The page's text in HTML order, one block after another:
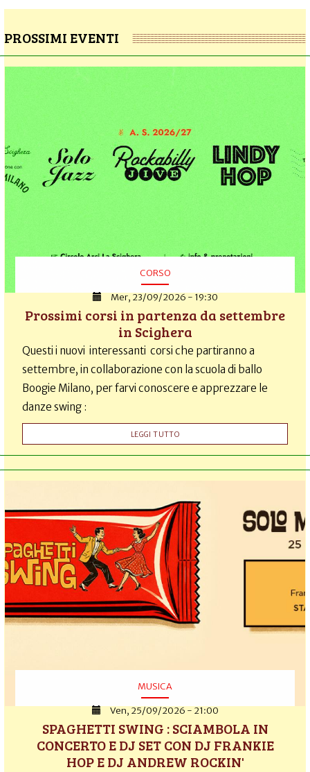
PROSSIMI EVENTI
CORSO
Mer, 23/09/2026 - 19:30
Prossimi corsi in partenza da settembre
in Scighera
Questi i nuovi interessanti corsi che partiranno a
settembre, in collaborazione con la scuola di ballo
Boogie Milano, per farvi conoscere e apprezzare le
danze swing :
LEGGI TUTTO
MUSICA
Ven, 25/09/2026 - 21:00
SPAGHETTI SWING : SCIAMBOLA IN
CONCERTO E DJ SET CON DJ FRANKIE
HOP E DJ ANDREW ROCKIN'